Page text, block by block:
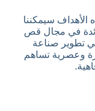
سيمكننا
في مجال قص
تطوير صناعة
وعصرية تساهم